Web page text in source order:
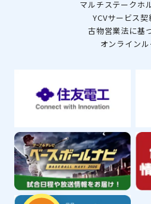
マルチステークホ
YCVサービス
古物営業法に基
オンライン